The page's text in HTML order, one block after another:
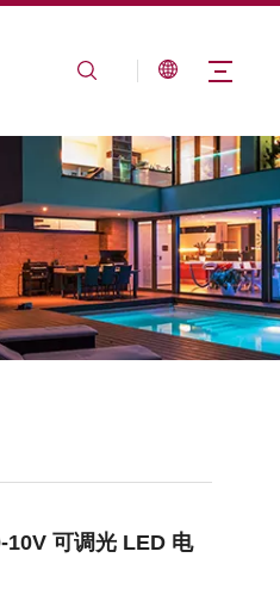
10V 可调光 LED 电